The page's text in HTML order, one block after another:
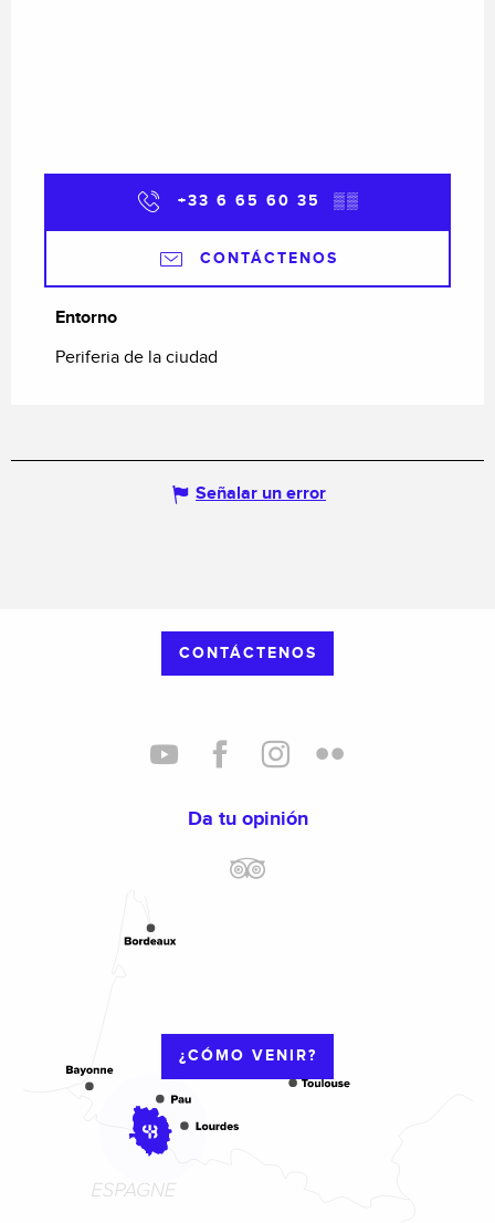
+33 6 65 60 35 ▒▒
CONTÁCTENOS
Entorno
Entorno
Periferia de la ciudad
Señalar un error
CONTÁCTENOS
Da tu opinión
¿CÓMO VENIR?